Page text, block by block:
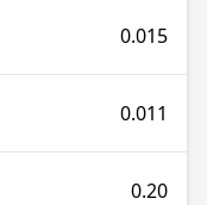
0.015
0.011
0.20